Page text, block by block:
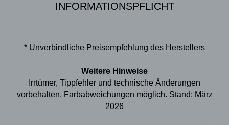
INFORMATIONSPFLICHT
* Unverbindliche Preisempfehlung des Herstellers
Weitere Hinweise
Irrtümer, Tippfehler und technische Änderungen
vorbehalten. Farbabweichungen möglich. Stand: März
2026